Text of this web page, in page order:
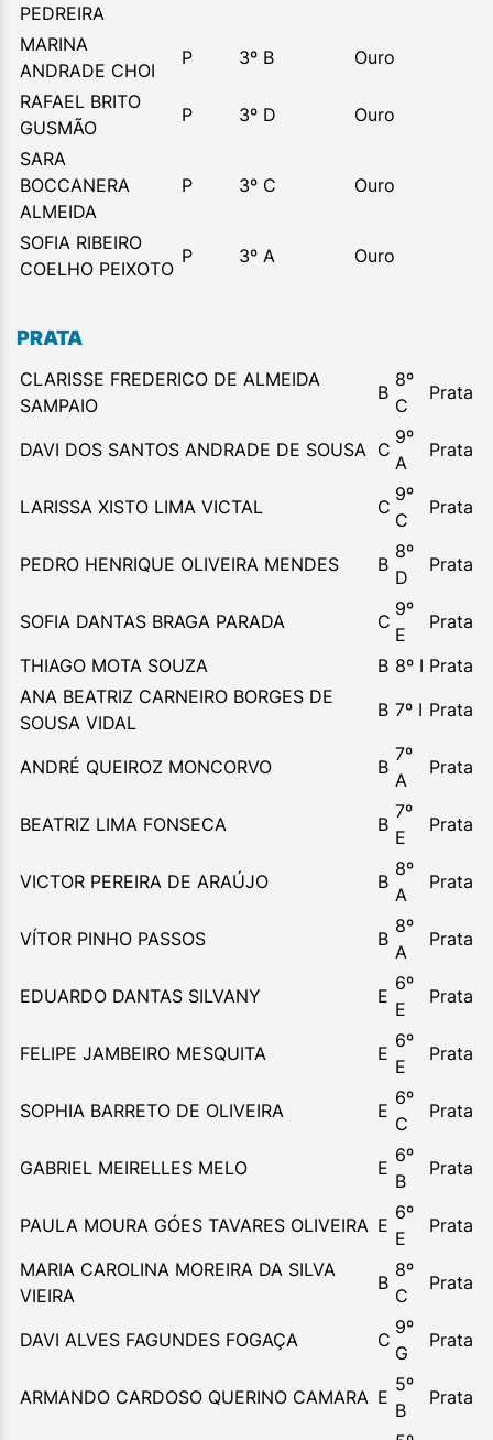
PEDREIRA
MARINA
ANDRADE CHOI
P 3º B
Ouro
RAFAEL BRITO
GUSMÃO
P 3º D
Ouro
SARA
BOCCANERA
ALMEIDA
P 3º C Ouro
SOFIA RIBEIRO
COELHO PEIXOTO
P 3º A Ouro
PRATA
CLARISSE FREDERICO DE ALMEIDA
SAMPAIO
B
8º
C
Prata
DAVI DOS SANTOS ANDRADE DE SOUSA C
9º
A
Prata
LARISSA XISTO LIMA VICTAL C
9º
C
Prata
PEDRO HENRIQUE OLIVEIRA MENDES B
8º
D
Prata
SOFIA DANTAS BRAGA PARADA C
9º
E
Prata
THIAGO MOTA SOUZA
B 8º I Prata
ANA BEATRIZ CARNEIRO BORGES DE
SOUSA VIDAL
B 7º I Prata
ANDRÉ QUEIROZ MONCORVO B
7º
A
Prata
BEATRIZ LIMA FONSECA B
7º
E
Prata
VICTOR PEREIRA DE ARAÚJO B
8º
A
Prata
VÍTOR PINHO PASSOS B
8º
A
Prata
EDUARDO DANTAS SILVANY E
6º
E
Prata
FELIPE JAMBEIRO MESQUITA E
6º
E
Prata
SOPHIA BARRETO DE OLIVEIRA E
6º
C
Prata
GABRIEL MEIRELLES MELO E
6º
B
Prata
PAULA MOURA GÓES TAVARES OLIVEIRA E
6º
E
Prata
MARIA CAROLINA MOREIRA DA SILVA
VIEIRA
B
8º
C
Prata
DAVI ALVES FAGUNDES FOGAÇA C
9º
G
Prata
ARMANDO CARDOSO QUERINO CAMARA E
5º
B
Prata